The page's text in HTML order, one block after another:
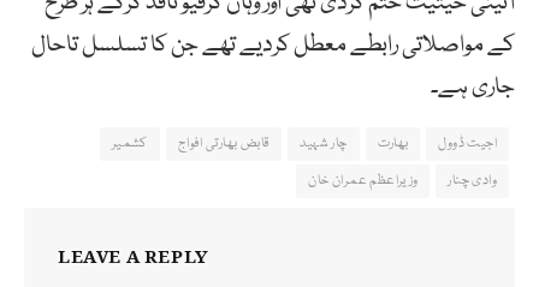
کے مواصلاتی رابطے معطل کردیے تھے جن کا تسلسل تاحال
جاری ہے۔
اجیت ڈوول بھارت چار شہید قابض بھارتی افواج
کشمیر
وادی چنار
وزیراعظم عمران خان
LEAVE A REPLY